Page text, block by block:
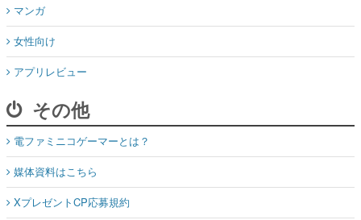
マンガ
女性向け
アプリレビュー
その他
電ファミニコゲーマーとは？
媒体資料はこちら
XプレゼントCP応募規約